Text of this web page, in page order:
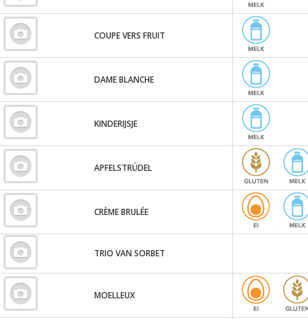
COUPE VERS FRUIT
DAME BLANCHE
KINDERIJSJE
APFELSTRÜDEL
CRÈME BRULÉE
TRIO VAN SORBET
MOELLEUX